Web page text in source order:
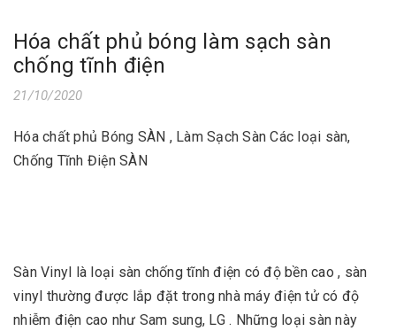
Hóa chất phủ bóng làm sạch sàn
chống tĩnh điện
21/10/2020
Hóa chất phủ Bóng SÀN , Làm Sạch Sàn Các loại sàn,
Chống Tĩnh Điện SÀN
Sàn Vinyl là loại sàn chống tĩnh điện có độ bền cao , sàn
vinyl thường được lắp đặt trong nhà máy điện tử có độ
nhiễm điện cao như Sam sung, LG . Những loại sàn này